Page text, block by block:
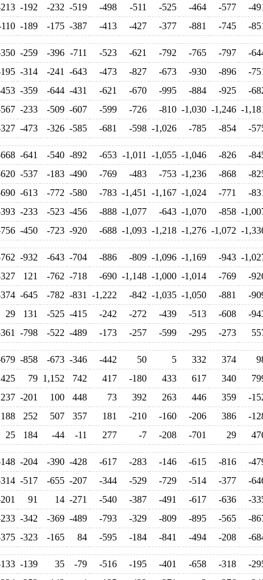
-192 -232 -519 -498 -511 -525 -464 -577 -
-189 -175 -387 -413 -427 -377 -881 -745 -
-259 -396 -711 -523 -621 -792 -765 -797 -
-314 -241 -643 -473 -827 -673 -930 -896 -
-359 -644 -431 -621 -670 -995 -884 -925 -
-233 -509 -607 -599 -726 -810 -1,030 -1,246 -
-473 -326 -585 -681 -598 -1,026 -785 -854 -
-641 -540 -892 -653 -1,011 -1,055 -1,046 -826 -
-537 -183 -490 -769 -483 -753 -1,236 -868 -
-613 -772 -580 -783 -1,451 -1,167 -1,024 -771 -
-233 -523 -456 -888 -1,077 -643 -1,070 -858 -
-450 -723 -920 -688 -1,093 -1,218 -1,276 -1,072 -
-932 -643 -704 -886 -809 -1,096 -1,169 -943 -
121 -762 -718 -690 -1,148 -1,000 -1,014 -769 -
-645 -782 -831 -1,222 -842 -1,035 -1,050 -881 -
29 131 -525 -415 -242 -272 -439 -513 -608 -
-798 -522 -489 -173 -257 -599 -295 -273
-858 -673 -346 -442 50 5 332 374
425 79 1,152 742 417 -180 433 617 340
237 -201 100 448 73 392 263 446 359 -
188 252 507 357 181 -210 -160 -206 386 -
25 184 -44 -11 277 -7 -208 -701 29
-204 -390 -428 -617 -283 -146 -615 -816 -
-517 -655 -207 -344 -529 -729 -514 -377 -
91 14 -271 -540 -387 -491 -617 -636 -
-342 -369 -489 -793 -329 -809 -895 -565 -
-323 -165 84 -595 -184 -841 -494 -208 -
-139 35 -79 -516 -195 -401 -658 -318 -